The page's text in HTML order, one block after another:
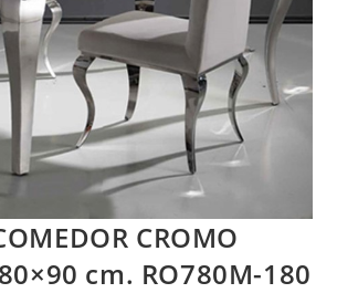
CROMO
cm. RO780M-180